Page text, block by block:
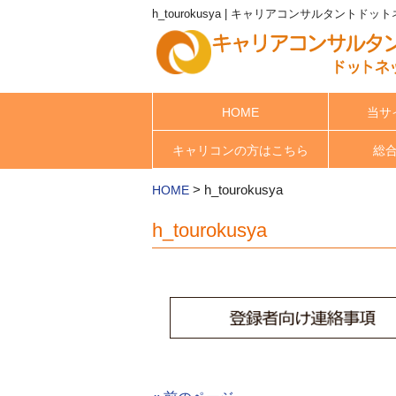
h_tourokusya | キャリアコンサルタントドット
HOME 当サ
キャリコンの方はこちら 総
HOME > h_tourokusya
h_tourokusya